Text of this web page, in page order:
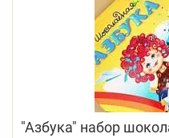
"Азбука" набор